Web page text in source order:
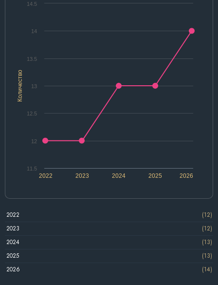
Количество
2022 2024 2026
2023 2025
11.5
12
12.5
13
13.5
14
14.5
2022
(12)
2023
(12)
2024
(13)
2025
(13)
2026
(14)